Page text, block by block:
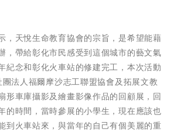
，天悅生命教育協會的宗旨，是希望能藉
，帶給彰化市民感受到這個城市的藝文氣
紀念和彰化火車站的修建完工，本次活動
法人福爾摩沙志工聯盟協會及拓展文教
形車庫攝影及繪畫影像作品的回顧展，回
的時間，當時參展的小學生，現在應該也
到火車站來，與當年的自己有個美麗的重